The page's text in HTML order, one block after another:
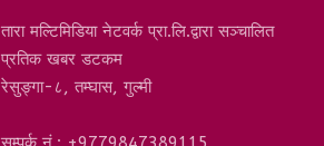
तारा मल्टिमिडिया नेटवर्क प्रा.लि.द्वारा सञ्चालित
प्रतिक खबर डटकम
रेसुङ्गा-८, तम्घास, गुल्मी